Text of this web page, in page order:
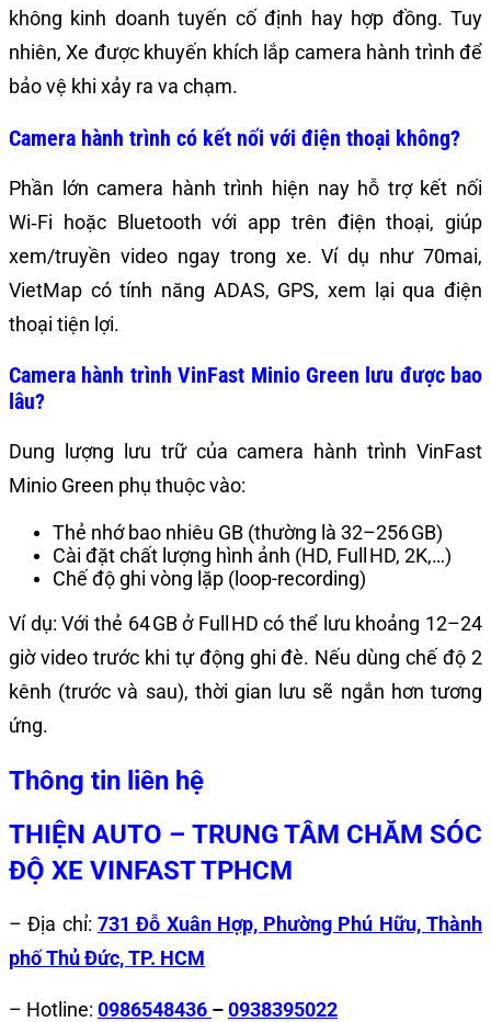
không kinh doanh tuyến cố định hay hợp đồng. Tuy
nhiên, Xe được khuyến khích lắp camera hành trình để
bảo vệ khi xảy ra va chạm.
Camera hành trình có kết nối với điện thoại không?
Phần lớn camera hành trình hiện nay hỗ trợ kết nối
Wi‑Fi hoặc Bluetooth với app trên điện thoại, giúp
xem/truyền video ngay trong xe. Ví dụ như 70mai,
VietMap có tính năng ADAS, GPS, xem lại qua điện
thoại tiện lợi.
Camera hành trình VinFast Minio Green lưu được bao
lâu?
Dung lượng lưu trữ của camera hành trình VinFast
Minio Green phụ thuộc vào:
Thẻ nhớ bao nhiêu GB (thường là 32–256 GB)
Cài đặt chất lượng hình ảnh (HD, Full HD, 2K,…)
Chế độ ghi vòng lặp (loop-recording)
Ví dụ: Với thẻ 64 GB ở Full HD có thể lưu khoảng 12–24
giờ video trước khi tự động ghi đè. Nếu dùng chế độ 2
kênh (trước và sau), thời gian lưu sẽ ngắn hơn tương
ứng.
Thông tin liên hệ
THIỆN AUTO – TRUNG TÂM CHĂM SÓC
ĐỘ XE VINFAST TPHCM
– Địa chỉ: 731 Đỗ Xuân Hợp, Phường Phú Hữu, Thành
phố Thủ Đức, TP. HCM
– Hotline: 0986548436 –0938395022